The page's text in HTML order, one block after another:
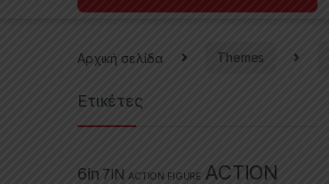
Αρχική σελίδα Themes
Ετικέτες
6in 7IN ACTION FIGURE ACTION